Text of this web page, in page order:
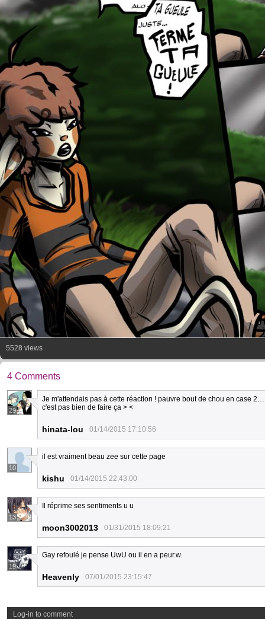
5528 views
4 Comments
29
Je m'attendais pas à cette réaction ! pauvre bout de chou en case
c'est pas bien de faire ça > <
hinata-lou 01/14/2015 17:10:56
10
il est vraiment beau zee sur cette page
kishu 01/14/2015 22:43:00
13
Il réprime ses sentiments u u
moon3002013 01/31/2015 18:09:21
19
Gay refoulé je pense UwU ou il en a peur.w.
Heavenly 07/01/2015 23:15:47
Log-in to comment